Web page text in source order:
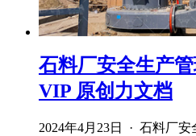
石料厂安全生产
VIP 原创力文档
2024年4月23日 · 石料厂